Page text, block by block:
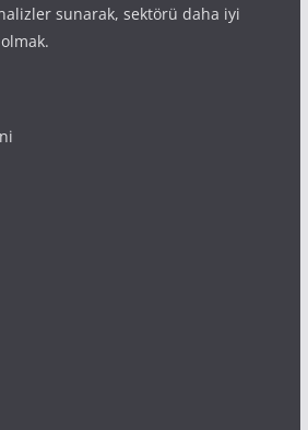
sunarak, sektörü daha iyi